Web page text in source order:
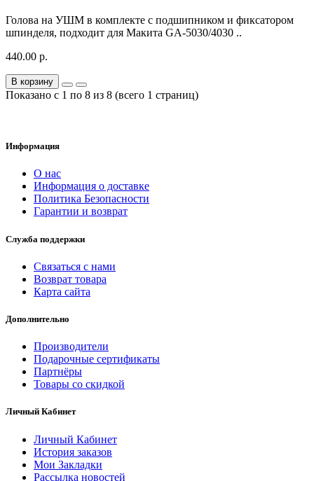
Голова на УШМ в комплекте с подшипником и фиксатором
шпинделя, подходит для Макита GA-5030/4030 ..
440.00 р.
В корзину
Показано с 1 по 8 из 8 (всего 1 страниц)
Информация
О нас
Информация о доставке
Политика Безопасности
Гарантии и возврат
Служба поддержки
Связаться с нами
Возврат товара
Карта сайта
Дополнительно
Производители
Подарочные сертификаты
Партнёры
Товары со скидкой
Личный Кабинет
Личный Кабинет
История заказов
Мои Закладки
Рассылка новостей